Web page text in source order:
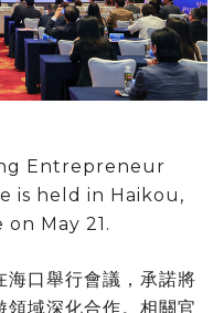
Entrepreneur
is held in Haikou,
May 21.
海口舉行會議，承諾將
域深化合作。相關官